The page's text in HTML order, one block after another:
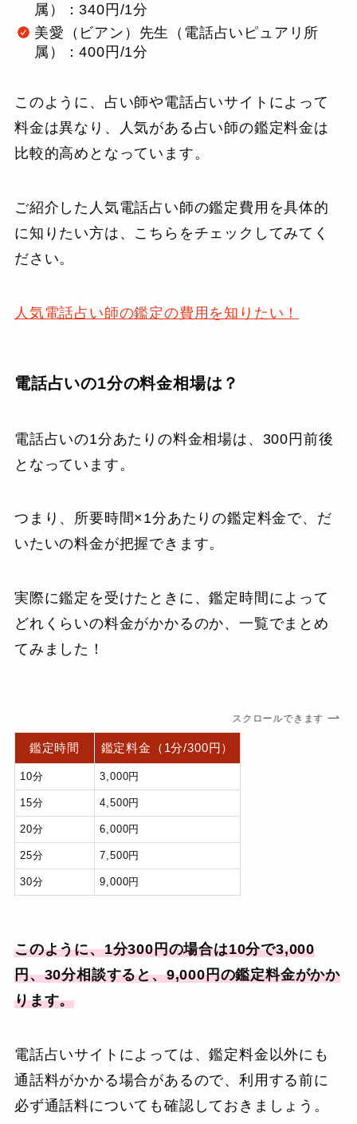
属）：340円/1分
美愛（ビアン）先生（電話占いピュアリ所
属）：400円/1分
このように、占い師や電話占いサイトによって
料金は異なり、人気がある占い師の鑑定料金は
比較的高めとなっています。
ご紹介した人気電話占い師の鑑定費用を具体的
に知りたい方は、こちらをチェックしてみてく
ださい。
人気電話占い師の鑑定の費用を知りたい！
電話占いの1分の料金相場は？
電話占いの1分あたりの料金相場は、300円前後
となっています。
つまり、所要時間×1分あたりの鑑定料金で、だ
いたいの料金が把握できます。
実際に鑑定を受けたときに、鑑定時間によって
どれくらいの料金がかかるのか、一覧でまとめ
てみました！
スクロールできます
鑑定時間 鑑定料金（1分/300円）
10分 3,000円
15分 4,500円
20分 6,000円
25分 7,500円
30分 9,000円
このように、1分300円の場合は10分で3,000
円、30分相談すると、9,000円の鑑定料金がかか
ります。
電話占いサイトによっては、鑑定料金以外にも
通話料がかかる場合があるので、利用する前に
必ず通話料についても確認しておきましょう。